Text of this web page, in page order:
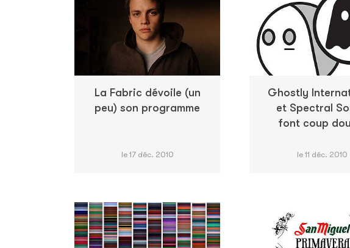
La Fabric dévoile (un
peu) son programme
le 17 déc. 2010
Ghostly
et Spectral
font coup
le 11 déc. 2010